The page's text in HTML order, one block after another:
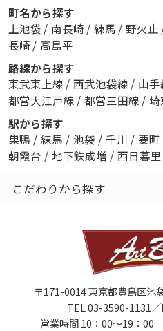
町名から探す
上池袋 / 南長崎 / 練馬 / 野火止
長崎 / 高島平
路線から探す
東武東上線 / 西武池袋線 / 山手
都営大江戸線 / 都営三田線 /
駅から探す
巣鴨 / 練馬 / 池袋 / 千川 / 要町
朝霞台 / 地下鉄成増 / 西日暮里
こだわりから探す
〒171-0014 東京都豊島区池
TEL 03-3590-1131
営業時間 10：00～19：